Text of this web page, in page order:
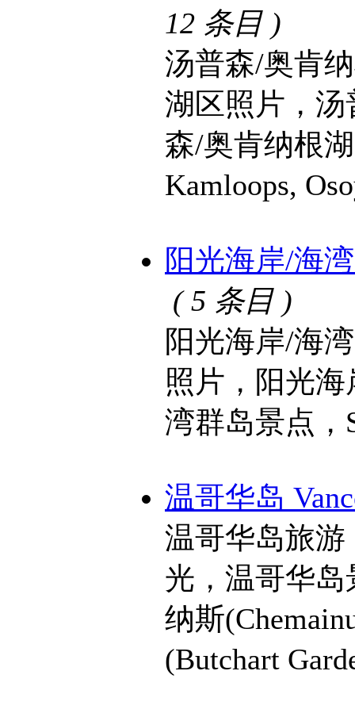
12 条目 )
汤普森/奥肯
湖区照片，
森/奥肯纳根
Kamloops,
阳光海岸/海
( 5 条目 )
阳光海岸/海
照片，阳光
湾群岛景点，
温哥华岛
温哥华岛旅
光，温哥华
纳斯
(Butchart